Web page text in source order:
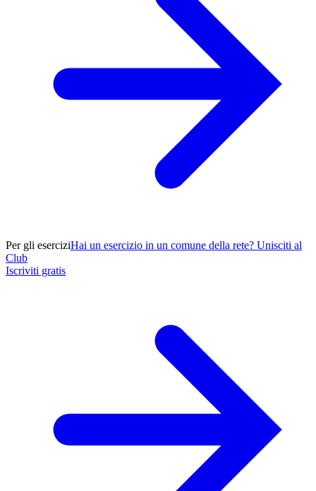
Per gli eserciziHai un esercizio in un comune della rete? Unisciti al
Club
Iscriviti gratis